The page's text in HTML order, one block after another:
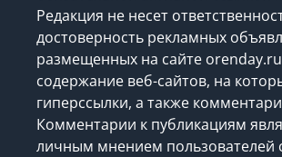
Редакция не несет
достоверность рекламных
размещенных на сайте
содержание веб-сайтов, на
гиперссылки, а также
Комментарии к публикациям
личным мнением пользователей